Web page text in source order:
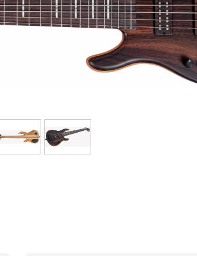
Bekijk onze merken